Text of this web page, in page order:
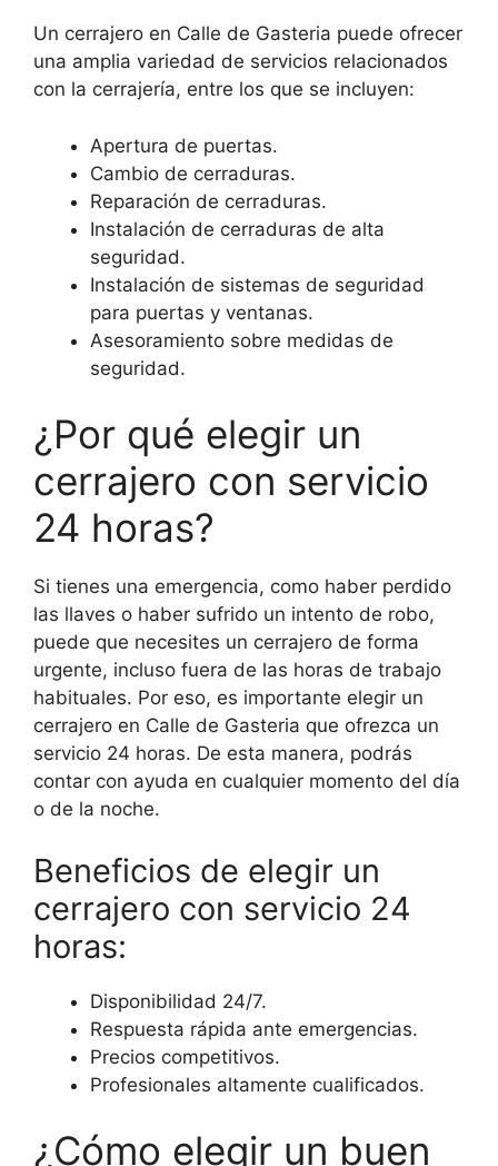
Un cerrajero en Calle de Gasteria puede ofrecer
una amplia variedad de servicios relacionados
con la cerrajería, entre los que se incluyen:
Apertura de puertas.
Cambio de cerraduras.
Reparación de cerraduras.
Instalación de cerraduras de alta
seguridad.
Instalación de sistemas de seguridad
para puertas y ventanas.
Asesoramiento sobre medidas de
seguridad.
¿Por qué elegir un
cerrajero con servicio
24 horas?
Si tienes una emergencia, como haber perdido
las llaves o haber sufrido un intento de robo,
puede que necesites un cerrajero de forma
urgente, incluso fuera de las horas de trabajo
habituales. Por eso, es importante elegir un
cerrajero en Calle de Gasteria que ofrezca un
servicio 24 horas. De esta manera, podrás
contar con ayuda en cualquier momento del día
o de la noche.
Beneficios de elegir un
cerrajero con servicio 24
horas:
Disponibilidad 24/7.
Respuesta rápida ante emergencias.
Precios competitivos.
Profesionales altamente cualificados.
¿Cómo elegir un buen